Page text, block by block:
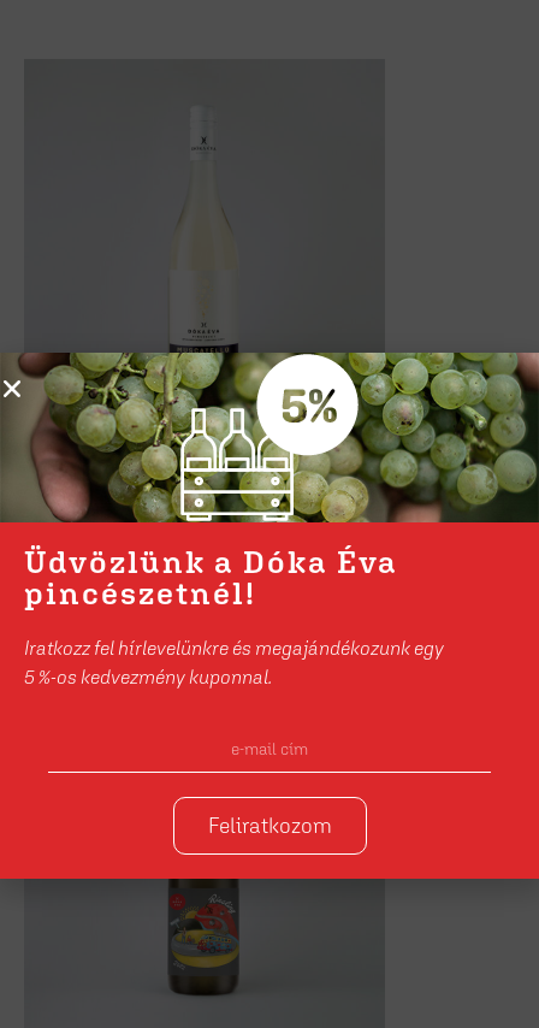
Muscatello gyöngyözőbor 2024
3 200 Ft
Kosárba teszem
Üdvözlünk a Dóka Éva
pincészetnél!
Iratkozz fel hírlevelünkre és megajándékozunk egy
5 %-os kedvezmény kuponnal.
Feliratkozom